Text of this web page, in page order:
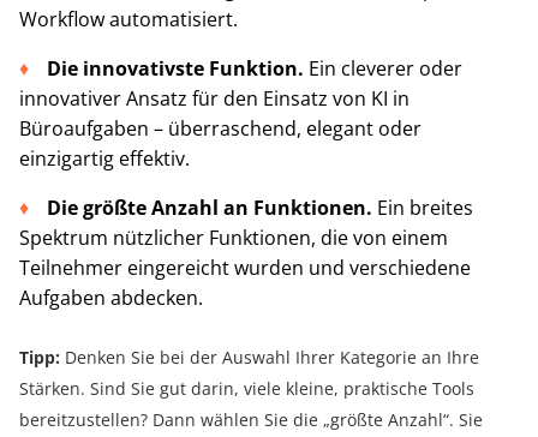
Workflow automatisiert.
Die innovativste Funktion. Ein cleverer oder
innovativer Ansatz für den Einsatz von KI in
Büroaufgaben – überraschend, elegant oder
einzigartig effektiv.
Die größte Anzahl an Funktionen. Ein breites
Spektrum nützlicher Funktionen, die von einem
Teilnehmer eingereicht wurden und verschiedene
Aufgaben abdecken.
Tipp: Denken Sie bei der Auswahl Ihrer Kategorie an Ihre
Stärken. Sind Sie gut darin, viele kleine, praktische Tools
bereitzustellen? Dann wählen Sie die „größte Anzahl“. Sie